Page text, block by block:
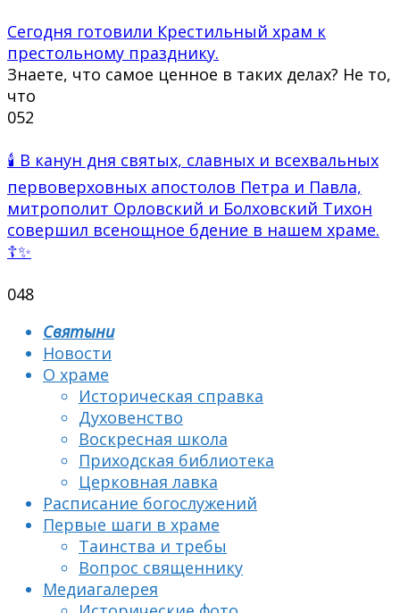
Сегодня готовили Крестильный храм к
престольному празднику.
Знаете, что самое ценное в таких делах? Не то,
что
052
🕯 В канун дня святых, славных и всехвальных
первоверховных апостолов Петра и Павла,
митрополит Орловский и Болховский Тихон
совершил всенощное бдение в нашем храме.
☦✨
048
Святыни
Новости
О храме
Историческая справка
Духовенство
Воскресная школа
Приходская библиотека
Церковная лавка
Расписание богослужений
Первые шаги в храме
Таинства и требы
Вопрос священнику
Медиагалерея